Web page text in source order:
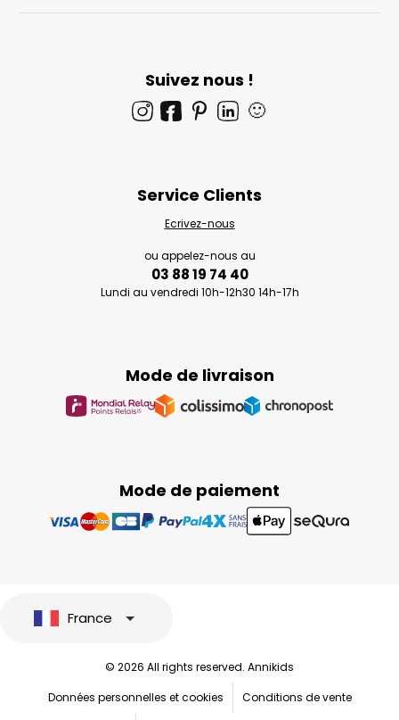
Suivez nous !
🙂
Mode de paiement
Mode de livraison
Service Clients
Ecrivez-nous
ou appelez-nous au
03 88 19 74 40
Lundi au vendredi 10h-12h30 14h-17h
France
© 2026 All rights reserved. Annikids
Données personnelles et cookies
Conditions de vente